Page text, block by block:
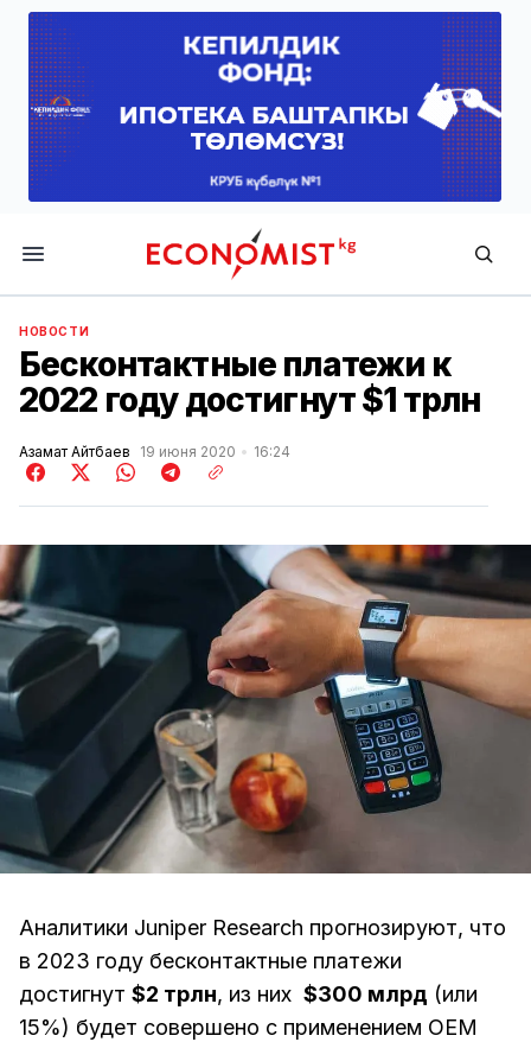
Economist.kg
НОВОСТИ
Бесконтактные платежи к
2022 году достигнут $1 трлн
Азамат Айтбаев 19 июня 2020 16:24
Аналитики Juniper Research прогнозируют, что
в 2023 году бесконтактные платежи
достигнут $2 трлн, из них $300 млрд (или
15%) будет совершено с применением OEM